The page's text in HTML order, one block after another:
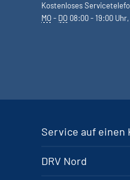
Kostenloses
MO- DO 08:00 - 19:00 Uhr,
Service auf einen
DRV Nord